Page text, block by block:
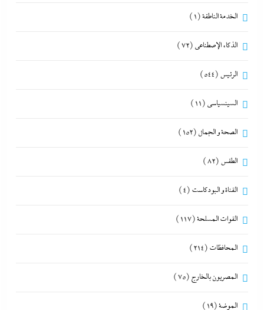
الخدمة الناطقة(1)
الذكاء الإصطناعي (72)
الرئيس (544)
السينسياسي (11)
الصحة و الجمال (152)
الطقس (82)
القناة و البودكاست (4)
القوات المسلحة(117)
المحافظات (214)
المصريون بالخارج (75)
الموضة(19)